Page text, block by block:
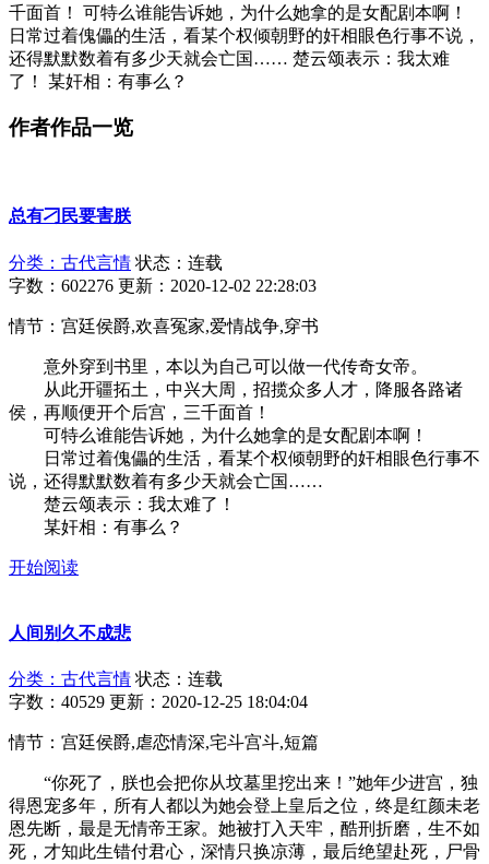
千面首！ 可特么谁能告诉她，为什么她拿的是女配剧本啊！
日常过着傀儡的生活，看某个权倾朝野的奸相眼色行事不说，
还得默默数着有多少天就会亡国…… 楚云颂表示：我太难
了！ 某奸相：有事么？
作者作品一览
总有刁民要害朕
分类：古代言情 状态：连载
字数：602276 更新：2020-12-02 22:28:03
情节：宫廷侯爵,欢喜冤家,爱情战争,穿书
意外穿到书里，本以为自己可以做一代传奇女帝。
从此开疆拓土，中兴大周，招揽众多人才，降服各路诸
侯，再顺便开个后宫，三千面首！
可特么谁能告诉她，为什么她拿的是女配剧本啊！
日常过着傀儡的生活，看某个权倾朝野的奸相眼色行事不
说，还得默默数着有多少天就会亡国……
楚云颂表示：我太难了！
某奸相：有事么？
开始阅读
人间别久不成悲
分类：古代言情 状态：连载
字数：40529 更新：2020-12-25 18:04:04
情节：宫廷侯爵,虐恋情深,宅斗宫斗,短篇
“你死了，朕也会把你从坟墓里挖出来！”她年少进宫，独
得恩宠多年，所有人都以为她会登上皇后之位，终是红颜未老
恩先断，最是无情帝王家。她被打入天牢，酷刑折磨，生不如
死，才知此生错付君心，深情只换凉薄，最后绝望赴死，尸骨